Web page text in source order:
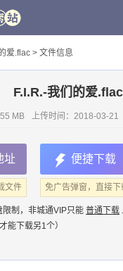
爱.flac > 文件信息
F.I.R.-我们的爱.flac
MB 上传时间： 2018-03-21
址
文件
便捷下载
免广告弹窗，直接下
限制，非城通VIP只能 普通下载
能下载另1个）